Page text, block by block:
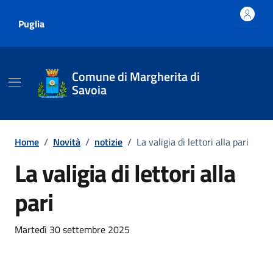
Puglia
Comune di Margherita di
Savoia
Home / Novità / notizie / La valigia di lettori alla pari
La valigia di lettori alla
pari
Dettagli della notizia
Martedì 30 settembre 2025